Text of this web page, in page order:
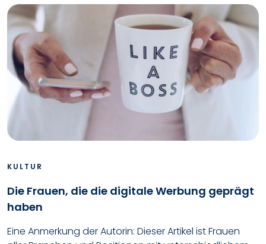
KULTUR
Die Frauen, die die digitale Werbung geprägt
haben
Eine Anmerkung der Autorin: Dieser Artikel ist Frauen